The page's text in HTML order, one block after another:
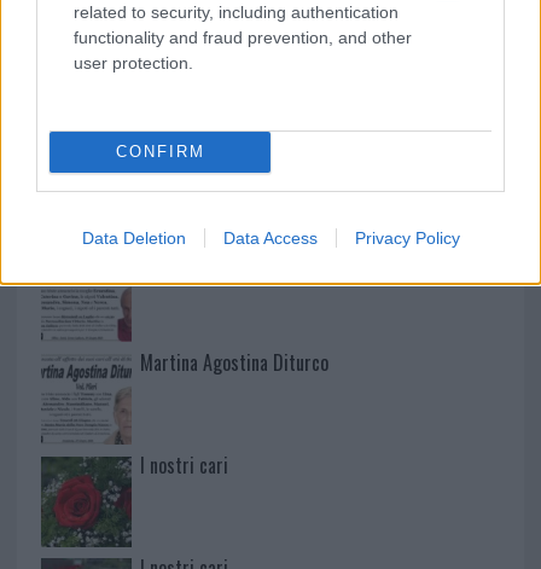
related to security, including authentication
functionality and fraud prevention, and other
user protection.
CONFIRM
Data Deletion Data Access Privacy Policy
Mario Malu
Martina Agostina Diturco
I nostri cari